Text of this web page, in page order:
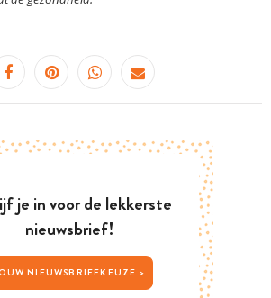
je in voor de lekkerste
nieuwsbrief!
JOUW NIEUWSBRIEFKEUZE >